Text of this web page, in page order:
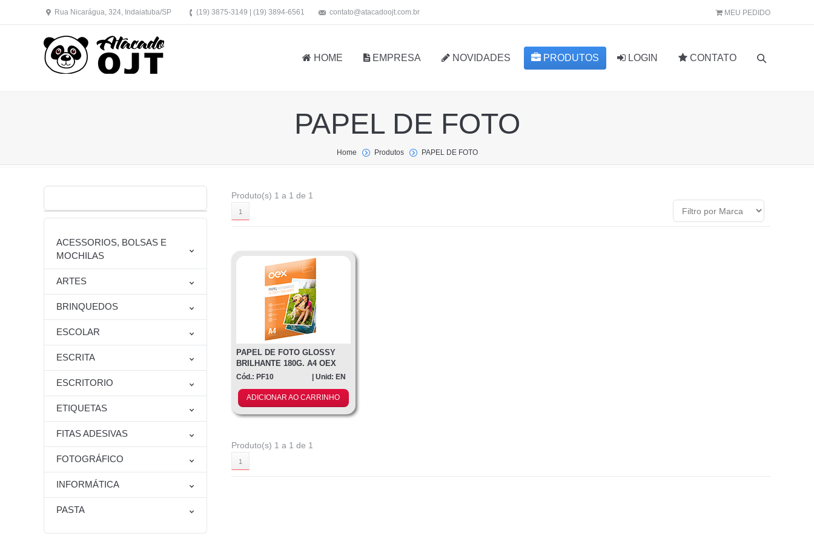
Rua Nicarágua, 324, Indaiatuba/SP (19) 3875-3149 | (19) 3894-6561 contato@atacadoojt.com.br MEU PEDIDO
HOME EMPRESA NOVIDADES PRODUTOS LOGIN CONTATO
PAPEL DE FOTO
Home Produtos PAPEL DE FOTO
Produto(s) 1 a 1 de 1
1
PAPEL DE FOTO GLOSSY
BRILHANTE 180G. A4 OEX
10FLS
Cód.: PF10 | Unid: EN
ADICIONAR AO CARRINHO
Produto(s) 1 a 1 de 1
1
ACESSORIOS, BOLSAS E
MOCHILAS
ARTES
BRINQUEDOS
ESCOLAR
ESCRITA
ESCRITORIO
ETIQUETAS
FITAS ADESIVAS
FOTOGRÁFICO
INFORMÁTICA
PASTA